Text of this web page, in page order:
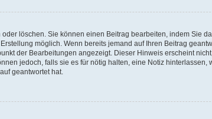
löschen. Sie können einen Beitrag bearbeiten, indem Sie
möglich. Wenn bereits jemand auf Ihren Beitrag
der Bearbeitungen angezeigt. Dieser Hinweis erscheint
jedoch, falls sie es für nötig halten, eine Notiz hinterlassen,
geantwortet hat.